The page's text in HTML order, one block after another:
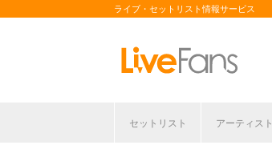
ライブ・セットリスト情報サービス
セットリスト アーティスト